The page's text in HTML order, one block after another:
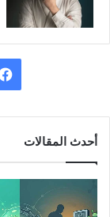
أحدث المقالات